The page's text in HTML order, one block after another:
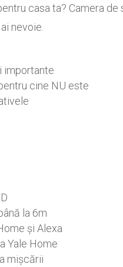
casa ta? Camera
nevoie.
importante
cine NU este
la 6m
și Alexa
Yale Home
mișcării